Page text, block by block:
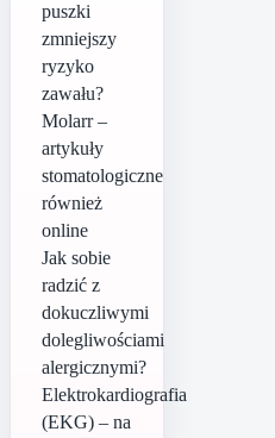
puszki
zmniejszy
ryzyko
zawału?
Molarr –
artykuły
stomatologiczne
również
online
Jak sobie
radzić z
dokuczliwymi
dolegliwościami
alergicznymi?
Elektrokardiografia
(EKG) – na